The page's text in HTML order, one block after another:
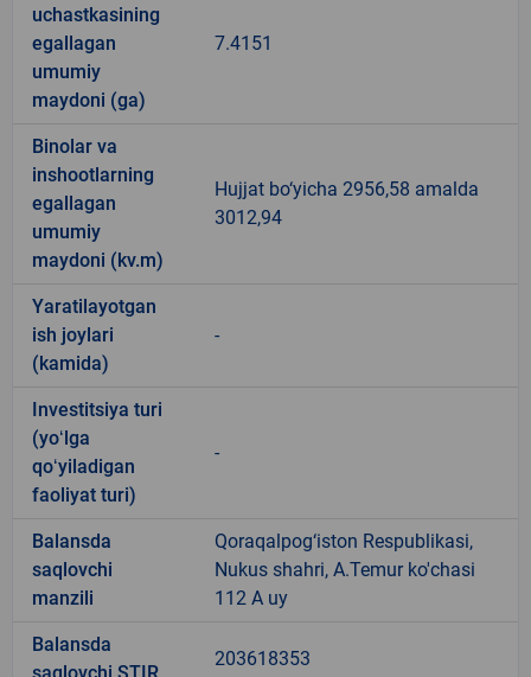
uchastkasining
egallagan
umumiy
maydoni (ga)
7.4151
Binolar va
inshootlarning
egallagan
umumiy
maydoni (kv.m)
Hujjat bo‘yicha 2956,58 amalda
3012,94
Yaratilayotgan
ish joylari
(kamida)
-
Investitsiya turi
(yoʻlga
qoʻyiladigan
faoliyat turi)
-
Balansda
saqlovchi
manzili
Qoraqalpog‘iston Respublikasi,
Nukus shahri, A.Temur ko'chasi
112 A uy
Balansda
203618353